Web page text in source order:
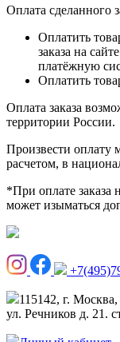
Оплата сделанного
Оплатить
заказа на
платёжную
Оплатить
Оплата заказа
территории России.
Произвести
расчетом, в
*При оплате
может изыматься
115142, г. Москва,
ул. Речников д. 21.